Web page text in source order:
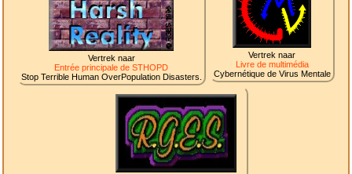
Vertrek naar
Entrée principale de STHOPD
Stop Terrible Human OverPopulation Disasters.
Vertrek naar
Livre de multimédia
Cybernétique de Virus Mentale